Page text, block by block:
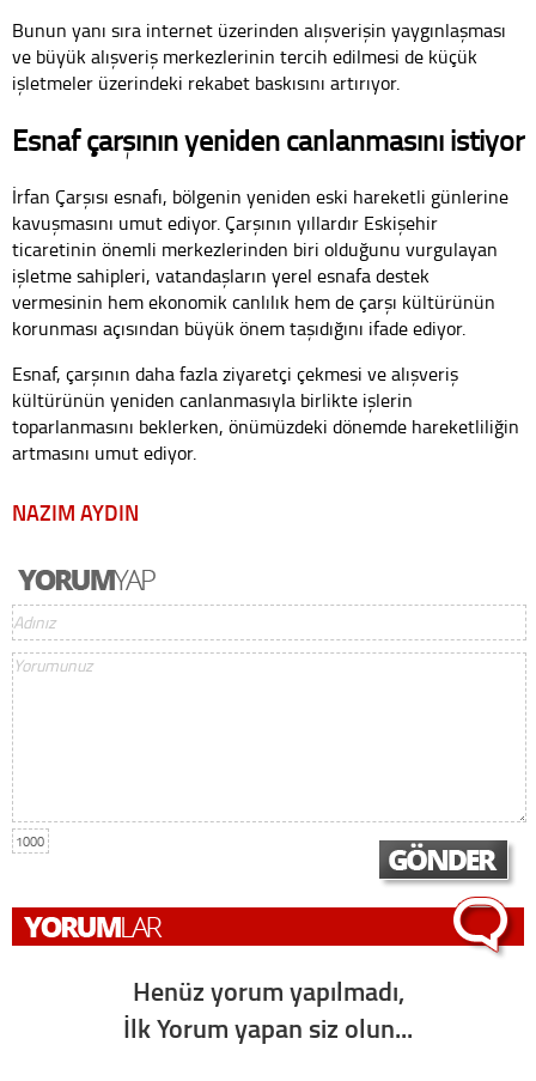
Bunun yanı sıra internet üzerinden alışverişin yaygınlaşması
ve büyük alışveriş merkezlerinin tercih edilmesi de küçük
işletmeler üzerindeki rekabet baskısını artırıyor.
Esnaf çarşının yeniden canlanmasını istiyor
İrfan Çarşısı esnafı, bölgenin yeniden eski hareketli günlerine
kavuşmasını umut ediyor. Çarşının yıllardır Eskişehir
ticaretinin önemli merkezlerinden biri olduğunu vurgulayan
işletme sahipleri, vatandaşların yerel esnafa destek
vermesinin hem ekonomik canlılık hem de çarşı kültürünün
korunması açısından büyük önem taşıdığını ifade ediyor.
Esnaf, çarşının daha fazla ziyaretçi çekmesi ve alışveriş
kültürünün yeniden canlanmasıyla birlikte işlerin
toparlanmasını beklerken, önümüzdeki dönemde hareketliliğin
artmasını umut ediyor.
NAZIM AYDIN
1000
Henüz yorum yapılmadı,
İlk Yorum yapan siz olun...